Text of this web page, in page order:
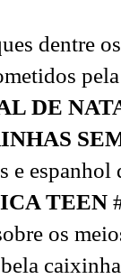
dentre
DE
e
TEEN
os